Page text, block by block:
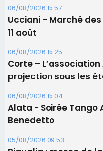
06/08/2026 15:57
Ucciani – Marché
11 août
06/08/2026 15:25
Corte –
projection sous les
06/08/2026 15:04
Alata - Soirée Tango
Benedetto
05/08/2026 09:53